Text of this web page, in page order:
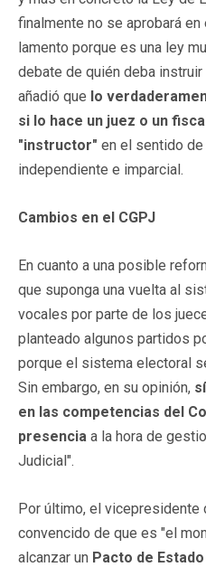
finalmente no se aprobará
lamento porque es una ley
debate de quién deba
añadió que lo
si lo hace un juez o un
"instructor" en el sentido de
independiente e imparcial.
Cambios en el CGPJ
En cuanto a una posible
que suponga una vuelta al
vocales por parte de los
planteado algunos partidos
porque el sistema electoral
Sin embargo, en su opinión,
en las competencias del
presencia a la hora de
Judicial".
Por último, el vicepresidente
convencido de que es "el
alcanzar un Pacto de